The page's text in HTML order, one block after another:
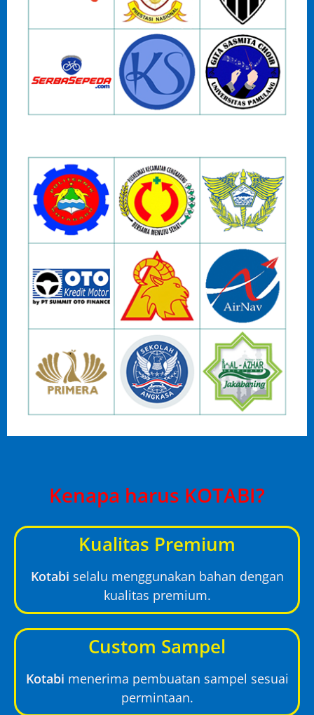
Kenapa harus KOTABI?
Kualitas Premium
Kotabi selalu menggunakan bahan dengan
kualitas premium.
Custom Sampel
Kotabi menerima pembuatan sampel sesuai
permintaan.